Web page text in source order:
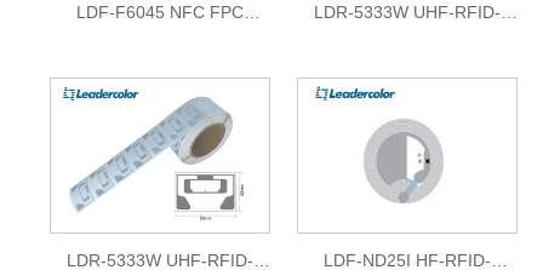
LDF-F6045 NFC FPC
LDR-5333W UHF-RFID-
LDR-5333W UHF-RFID-
LDF-ND25I HF-RFID-